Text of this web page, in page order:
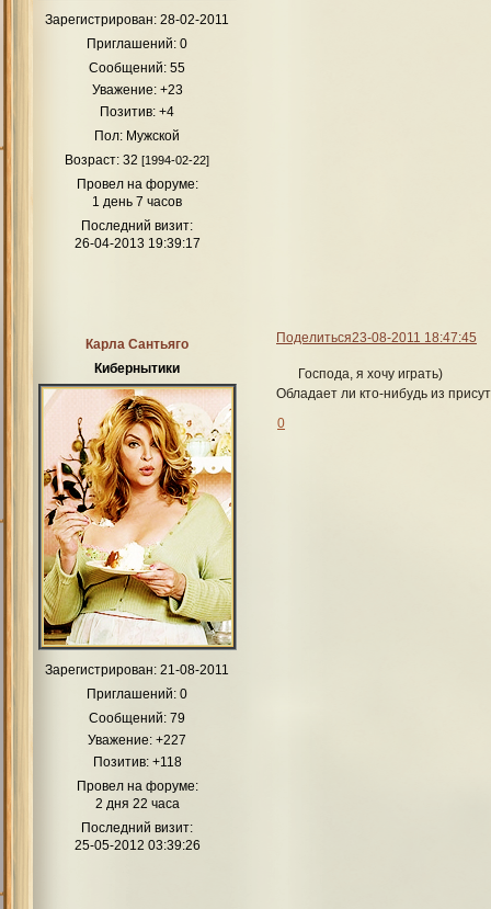
Зарегистрирован: 28-02-2011
Приглашений: 0
Сообщений: 55
Уважение: +23
Позитив: +4
Пол: Мужской
Возраст: 32 [1994-02-22]
Провел на форуме:
1 день 7 часов
Последний визит:
26-04-2013 19:39:17
Поделиться23-08-2011 18:47:45
Карла Сантьяго
Кибернытики
Зарегистрирован: 21-08-2011
Приглашений: 0
Сообщений: 79
Уважение: +227
Позитив: +118
Провел на форуме:
2 дня 22 часа
Последний визит:
25-05-2012 03:39:26
Господа, я хочу играть)
Обладает ли кто-нибудь из
0